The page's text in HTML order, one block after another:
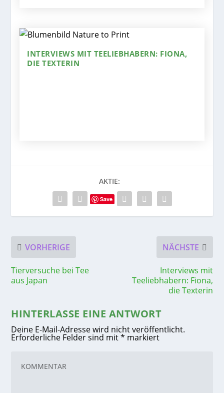
INTERVIEWS MIT TEELIEBHABERN: FIONA,
DIE TEXTERIN
AKTIE:
Save
VORHERIGE
Tierversuche bei Tee
aus Japan
NÄCHSTE
Interviews mit
Teeliebhabern: Fiona,
die Texterin
HINTERLASSE EINE ANTWORT
Deine E-Mail-Adresse wird nicht veröffentlicht.
Erforderliche Felder sind mit* markiert